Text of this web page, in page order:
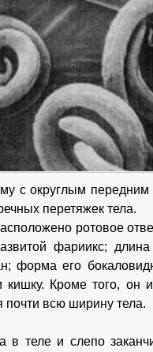
с округлым передним
перетяжек тела.
ротовое
фариикс;
форма его
Кроме того, он
всю ширину тела.
теле и слепо